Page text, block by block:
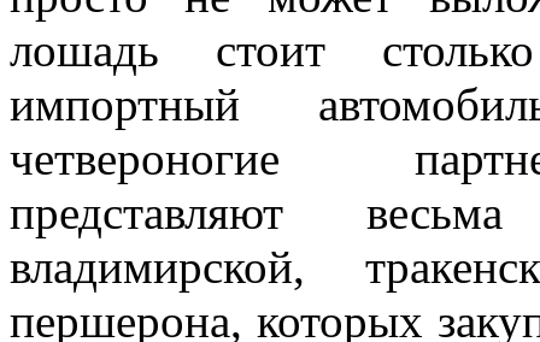
лошадь стоит
импортный
четвероногие
представляют
владимирской,
першерона, которых